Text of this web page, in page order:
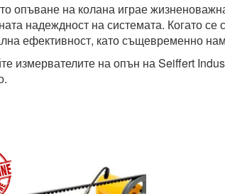
опъване на колана играе
надеждност на системата. Когато
ефективност, като същевременно
измервателите на опън на Seiffert